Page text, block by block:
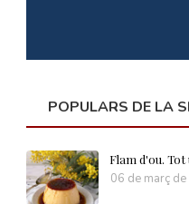
POPULARS DE LA
Flam d'ou. Tot
06 de març